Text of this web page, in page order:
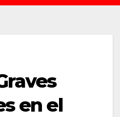
en el